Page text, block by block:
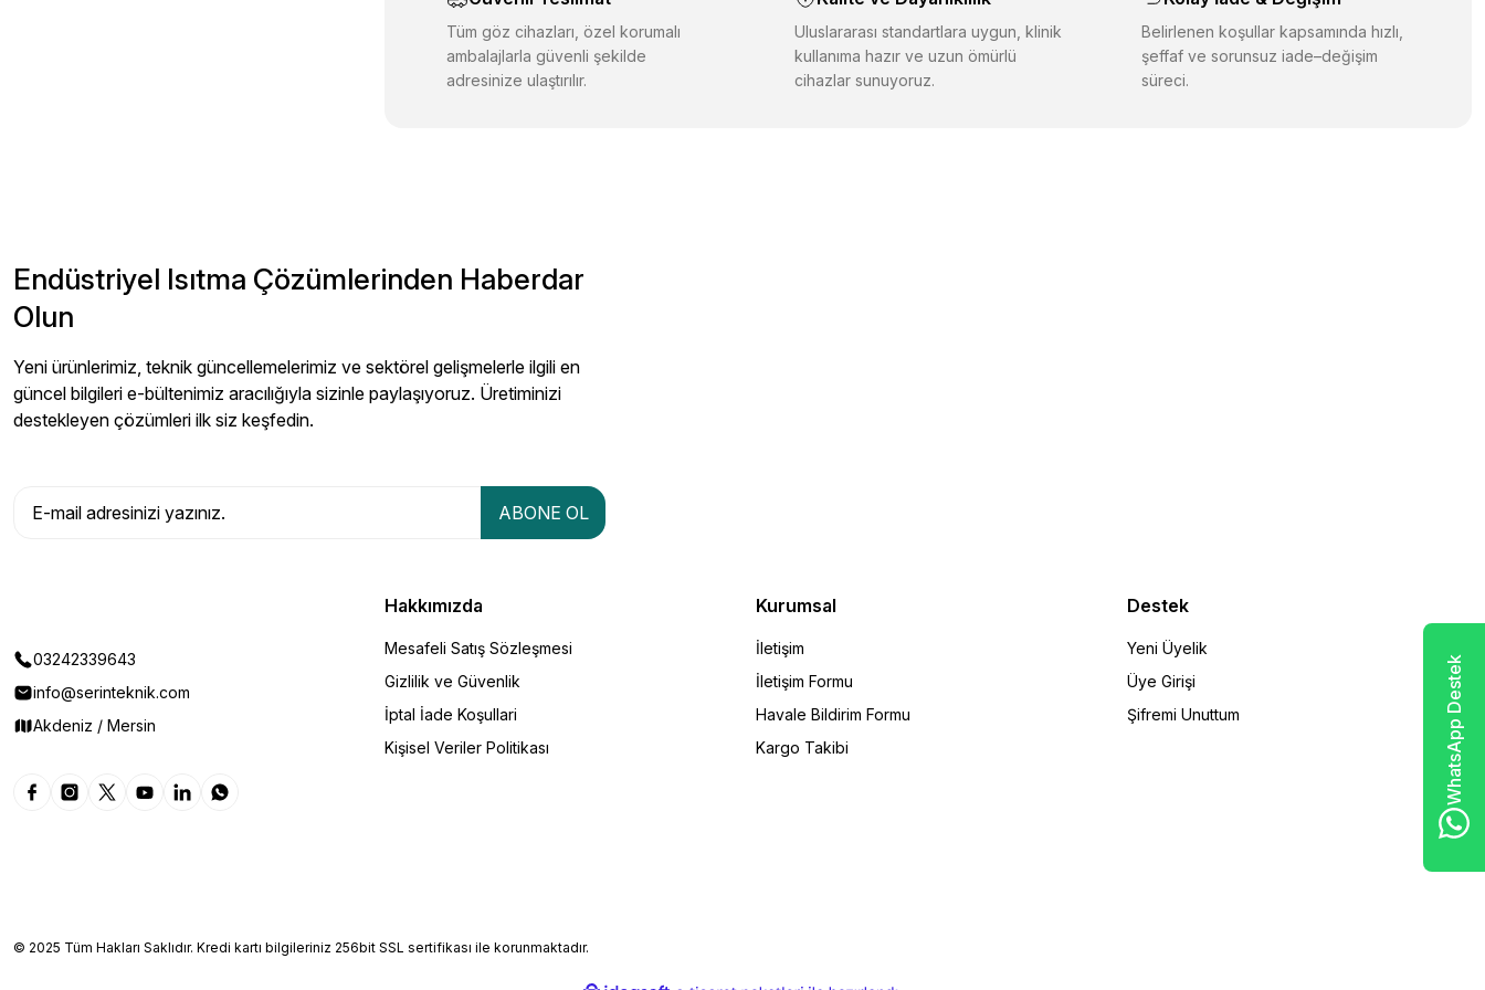
Bu ürüne benzer farklı alternatifler olmalı.
Tüm göz cihazları, özel korumalı
ambalajlarla güvenli şekilde
adresinize ulaştırılır.
Uluslararası standartlara uygun, klinik
kullanıma hazır ve uzun ömürlü
cihazlar sunuyoruz.
Belirlenen koşullar kapsamında hızlı,
şeffaf ve sorunsuz iade–değişim
süreci.
Endüstriyel Isıtma Çözümlerinden Haberdar
Olun
Yeni ürünlerimiz, teknik güncellemelerimiz ve sektörel gelişmelerle ilgili en
güncel bilgileri e-bültenimiz aracılığıyla sizinle paylaşıyoruz. Üretiminizi
destekleyen çözümleri ilk siz keşfedin.
ABONE OL
03242339643
info@serinteknik.com
Akdeniz / Mersin
Hakkımızda
Mesafeli Satış Sözleşmesi
Gizlilik ve Güvenlik
İptal İade Koşullari
Kişisel Veriler Politikası
Kurumsal
İletişim
İletişim Formu
Havale Bildirim Formu
Kargo Takibi
Destek
Yeni Üyelik
Üye Girişi
Şifremi Unuttum
© 2025 Tüm Hakları Saklıdır. Kredi kartı bilgileriniz 256bit SSL sertifikası ile korunmaktadır.
WhatsApp Destek